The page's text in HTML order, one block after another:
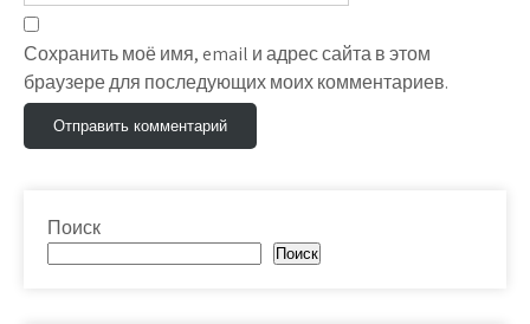
Сохранить моё имя, email и адрес сайта в этом
браузере для последующих моих комментариев.
Поиск
Поиск